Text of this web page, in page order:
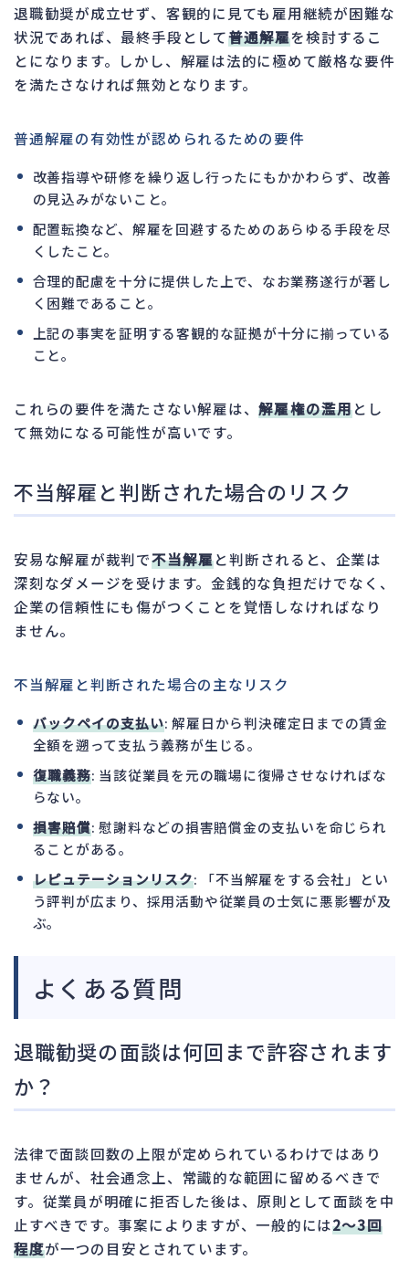
退職勧奨が成立せず、客観的に見ても雇用継続が困難な
状況であれば、最終手段として普通解雇を検討するこ
とになります。しかし、解雇は法的に極めて厳格な要件
を満たさなければ無効となります。
普通解雇の有効性が認められるための要件
改善指導や研修を繰り返し行ったにもかかわらず、改善
の見込みがないこと。
配置転換など、解雇を回避するためのあらゆる手段を尽
くしたこと。
合理的配慮を十分に提供した上で、なお業務遂行が著し
く困難であること。
上記の事実を証明する客観的な証拠が十分に揃っている
こと。
これらの要件を満たさない解雇は、解雇権の濫用とし
て無効になる可能性が高いです。
不当解雇と判断された場合のリスク
安易な解雇が裁判で不当解雇と判断されると、企業は
深刻なダメージを受けます。金銭的な負担だけでなく、
企業の信頼性にも傷がつくことを覚悟しなければなり
ません。
不当解雇と判断された場合の主なリスク
バックペイの支払い: 解雇日から判決確定日までの賃金
全額を遡って支払う義務が生じる。
復職義務: 当該従業員を元の職場に復帰させなければな
らない。
損害賠償: 慰謝料などの損害賠償金の支払いを命じられ
ることがある。
レピュテーションリスク: 「不当解雇をする会社」とい
う評判が広まり、採用活動や従業員の士気に悪影響が及
ぶ。
よくある質問
退職勧奨の面談は何回まで許容されます
か？
法律で面談回数の上限が定められているわけではあり
ませんが、社会通念上、常識的な範囲に留めるべきで
す。従業員が明確に拒否した後は、原則として面談を中
止すべきです。事案によりますが、一般的には2～3回
程度が一つの目安とされています。